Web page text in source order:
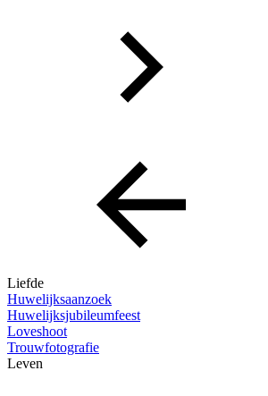
Liefde
Huwelijksaanzoek
Huwelijksjubileumfeest
Loveshoot
Trouwfotografie
Leven